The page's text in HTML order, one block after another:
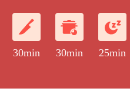
30min 30min 25min